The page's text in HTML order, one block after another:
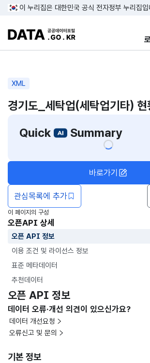
콘텐츠 바로
푸터 바로가
이 누리집은 대한민국 공식 전자정부 누리집입
DATA.GO.KR 공공데이터포
XML
경기도_세탁업(세탁업기타) 현
Quick
Summary
관심목록에 추가
바로가기
이 페이지의 구성
오픈API 상세
오픈 API 정보
이용 조건 및 라이선스 정보
표준 메타데이터
추천데이터
오픈 API 정보
데이터 오류·개선 의견이 있으신가요?
데이터 개선요청
오류신고 및 문의
기본 정보